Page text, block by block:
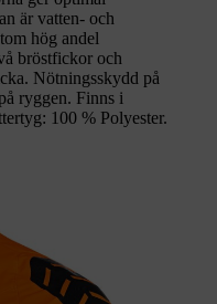
är vatten- och
hög andel
bröstfickor och
Nötningsskydd på
ryggen. Finns i
100 % Polyester.